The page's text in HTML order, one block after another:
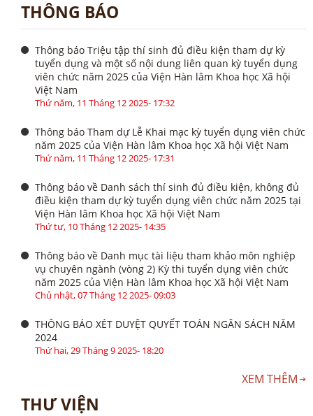
THÔNG BÁO
Thông báo Triệu tập thí sinh đủ điều kiện tham dự kỳ
tuyển dụng và một số nội dung liên quan kỳ tuyển dụng
viên chức năm 2025 của Viện Hàn lâm Khoa học Xã hội
Việt Nam
Thứ năm, 11 Tháng 12 2025- 17:32
Thông báo Tham dự Lễ Khai mạc kỳ tuyển dụng viên chức
năm 2025 của Viện Hàn lâm Khoa học Xã hội Việt Nam
Thứ năm, 11 Tháng 12 2025- 17:31
Thông báo về Danh sách thí sinh đủ điều kiện, không đủ
điều kiện tham dự kỳ tuyển dụng viên chức năm 2025 tại
Viện Hàn lâm Khoa học Xã hội Việt Nam
Thứ tư, 10 Tháng 12 2025- 14:35
Thông báo về Danh mục tài liệu tham khảo môn nghiệp
vụ chuyên ngành (vòng 2) Kỳ thi tuyển dụng viên chức
năm 2025 của Viện Hàn lâm Khoa học Xã hội Việt Nam
Chủ nhật, 07 Tháng 12 2025- 09:03
THÔNG BÁO XÉT DUYỆT QUYẾT TOÁN NGÂN SÁCH NĂM
2024
Thứ hai, 29 Tháng 9 2025- 18:20
XEM THÊM
THƯ VIỆN